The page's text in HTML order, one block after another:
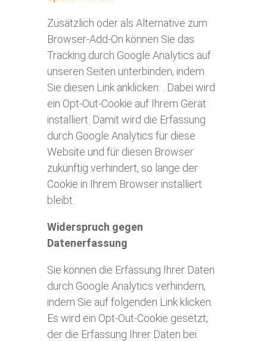
Zusätzlich oder als Alternative zum
Browser-Add-On können Sie das
Tracking durch Google Analytics auf
unseren Seiten unterbinden, indem
Sie diesen Link anklicken: . Dabei wird
ein Opt-Out-Cookie auf Ihrem Gerät
installiert. Damit wird die Erfassung
durch Google Analytics für diese
Website und für diesen Browser
zukünftig verhindert, so lange der
Cookie in Ihrem Browser installiert
bleibt.
Widerspruch gegen
Datenerfassung
Sie können die Erfassung Ihrer Daten
durch Google Analytics verhindern,
indem Sie auf folgenden Link klicken.
Es wird ein Opt-Out-Cookie gesetzt,
der die Erfassung Ihrer Daten bei